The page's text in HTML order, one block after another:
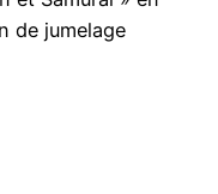
de jumelage